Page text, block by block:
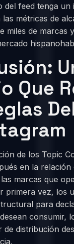
del feed tenga
métricas de
miles de marcas
Que
de los Topic
en la
marcas que
primera vez, los
para
consumir,
de distribución